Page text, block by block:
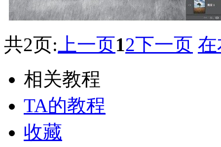
共2页: 上一页12下一页
相关教程
TA的教程
收藏